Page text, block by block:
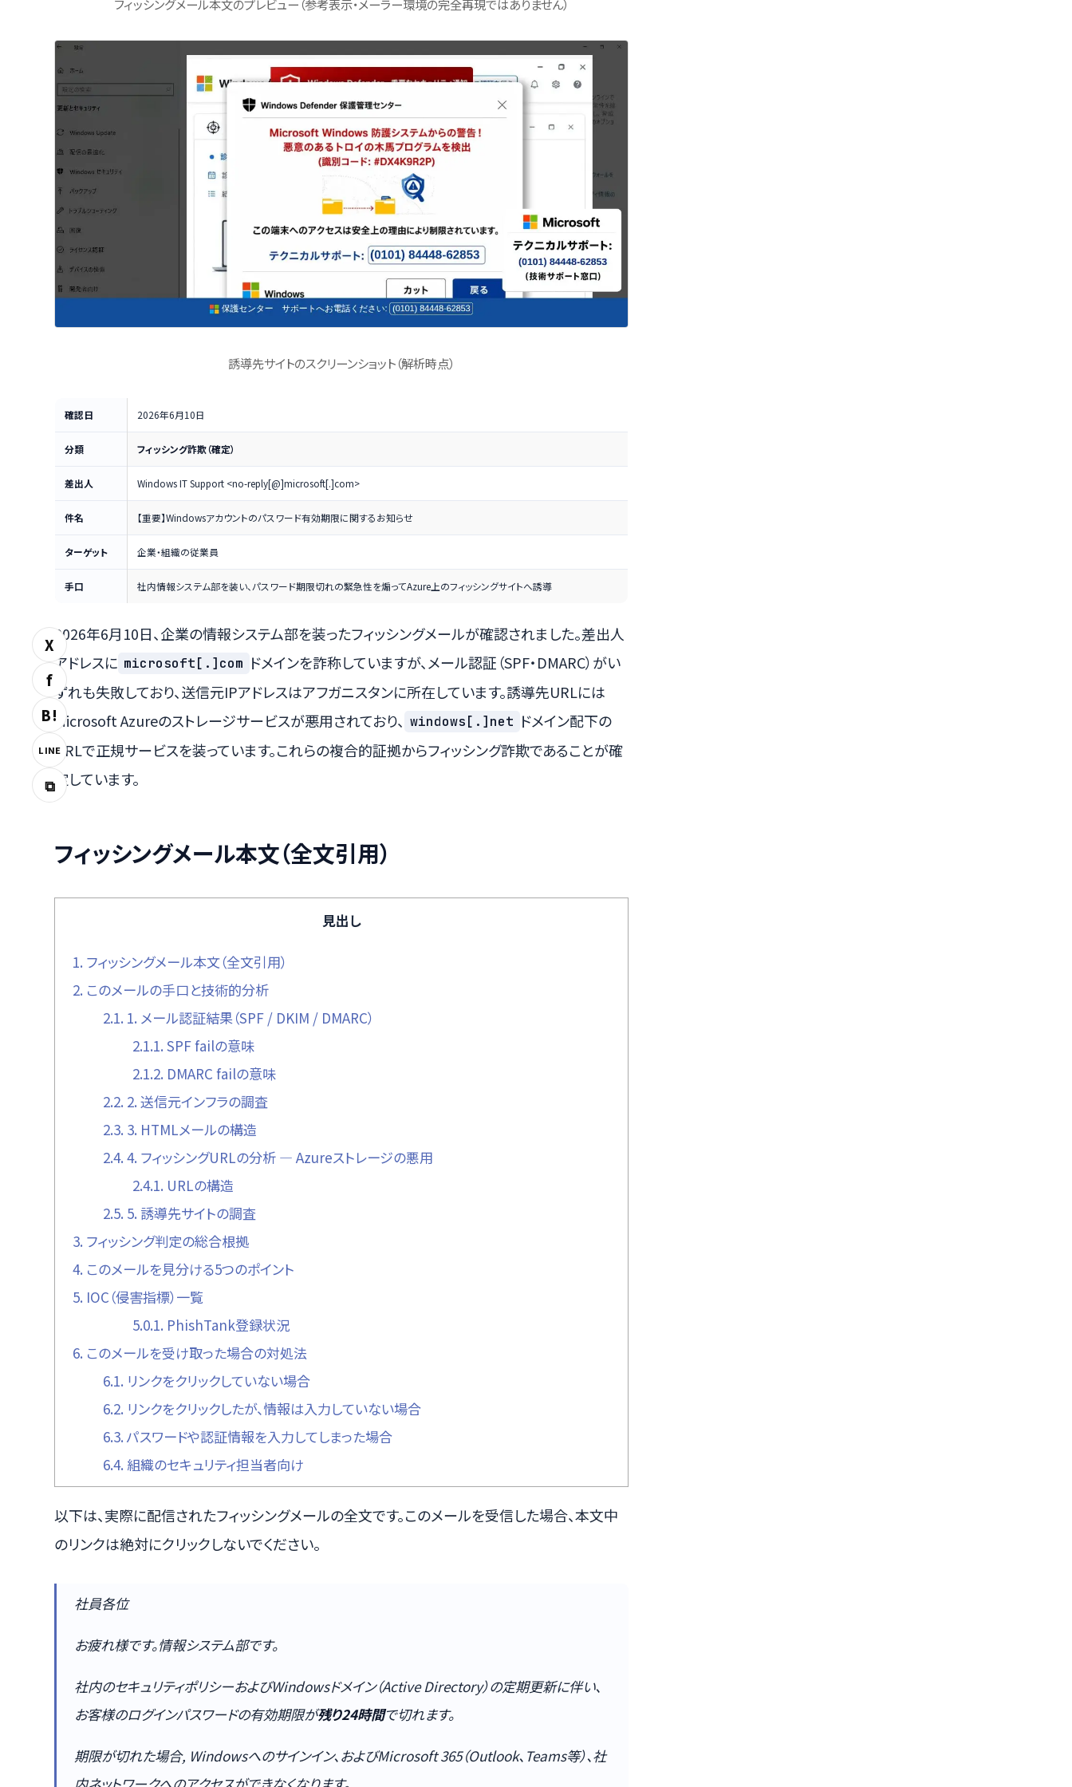
X
f
B!
LINE
⧉
フィッシングメール本文のプレビュー（参考表示・メーラー環境の完全再現ではありません）
誘導先サイトのスクリーンショット（解析時点）
確認日 2026年6月10日
分類 フィッシング詐欺（確定）
差出人 Windows IT Support <no-reply[@]microsoft[.]com>
件名 【重要】Windowsアカウントのパスワード有効期限に関するお知らせ
ターゲット 企業・組織の従業員
手口 社内情報システム部を装い、パスワード期限切れの緊急性を煽ってAzure上のフィッシングサイトへ誘導
2026年6月10日、企業の情報システム部を装ったフィッシングメールが確認されました。差出人
アドレスに microsoft[.]com ドメインを詐称していますが、メール認証（SPF・DMARC）がい
ずれも失敗しており、送信元IPアドレスはアフガニスタンに所在しています。誘導先URLには
Microsoft Azureのストレージサービスが悪用されており、 windows[.]net ドメイン配下の
URLで正規サービスを装っています。これらの複合的証拠からフィッシング詐欺であることが確
定しています。
フィッシングメール本文（全文引用）
見出し
1. フィッシングメール本文（全文引用）
2. このメールの手口と技術的分析
2.1. 1. メール認証結果（SPF / DKIM / DMARC）
2.1.1. SPF failの意味
2.1.2. DMARC failの意味
2.2. 2. 送信元インフラの調査
2.3. 3. HTMLメールの構造
2.4. 4. フィッシングURLの分析 — Azureストレージの悪用
2.4.1. URLの構造
2.5. 5. 誘導先サイトの調査
3. フィッシング判定の総合根拠
4. このメールを見分ける5つのポイント
5. IOC（侵害指標）一覧
5.0.1. PhishTank登録状況
6. このメールを受け取った場合の対処法
6.1. リンクをクリックしていない場合
6.2. リンクをクリックしたが、情報は入力していない場合
6.3. パスワードや認証情報を入力してしまった場合
6.4. 組織のセキュリティ担当者向け
以下は、実際に配信されたフィッシングメールの全文です。このメールを受信した場合、本文中
のリンクは絶対にクリックしないでください。
社員各位
お疲れ様です。情報システム部です。
社内のセキュリティポリシーおよびWindowsドメイン（Active Directory）の定期更新に伴い、
お客様のログインパスワードの有効期限が残り24時間で切れます。
期限が切れた場合, Windowsへのサインイン、およびMicrosoft 365（Outlook、Teams等）、社